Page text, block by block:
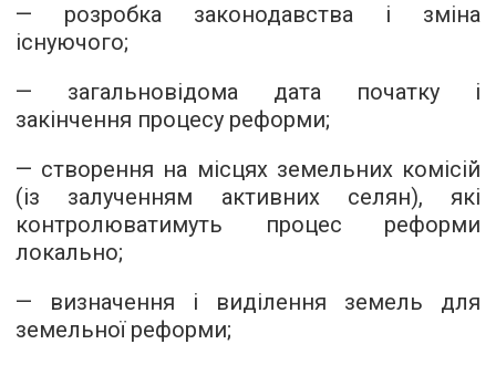
— розробка законодавства і зміна
існуючого;
— загальновідома дата початку і
закінчення процесу реформи;
— створення на місцях земельних комісій
(із залученням активних селян), які
контролюватимуть процес реформи
локально;
— визначення і виділення земель для
земельної реформи;